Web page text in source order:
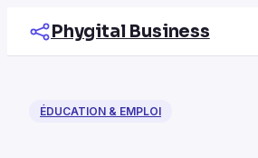
Phygital Business
ÉDUCATION & EMPLOI